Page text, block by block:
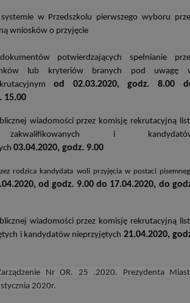
w Przedszkolu pierwszego wyboru
wniosków o przyjęcie
potwierdzających spełnianie
lub kryteriów branych pod uwagę
od 02.03.2020, godz. 8.00
15.00
wiadomości przez komisję rekrutacyjną
zakwalifikowanych i
03.04.2020, godz. 9.00
rodzica kandydata woli przyjęcia w postaci
od godz. 9.00 do 17.04.2020, do
wiadomości przez komisję rekrutacyjną
i kandydatów nieprzyjętych 21.04.2020,
Nr OR. 25 .2020. Prezydenta
2020r.